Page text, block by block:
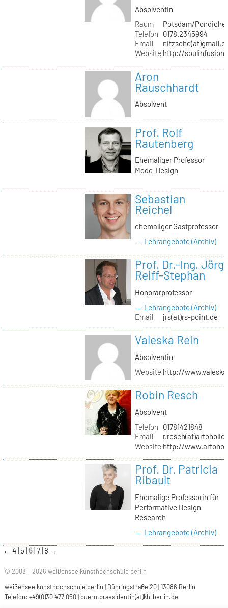
Absolventin
Raum
Potsdam/
Telefon
0178.2345994
Email
Website http://
Aron
Rauschhardt
Absolvent
Prof. Rolf
Rautenberg
Ehemaliger Professor
Mode-Design
Sebastian
Reichel
ehemaliger Gastprofessor
→ Lehrangebote (Archiv)
Prof. Dr.-Ing. Jörg
Reiff-Stephan
Honorarprofessor
→ Lehrangebote (Archiv)
Email
jrs(at)rs-point.de
Valeska Rein
Absolventin
Website http://
Robin Resch
Absolvent
Telefon
01781421848
Email
Website http://
Prof. Dr. Patricia
Ribault
Ehemalige Professorin für
Performative Design
Research
→ Lehrangebote (Archiv)
← 4 5 6 7 8 →
© 2008 – 2026 weißensee kunsthochschule berlin
weißensee kunsthochschule berlin | Bühringstraße 20 | 13086 Berlin
Telefon: +49(0)30 477 050 | buero.praesidentin(at)kh-berlin.de